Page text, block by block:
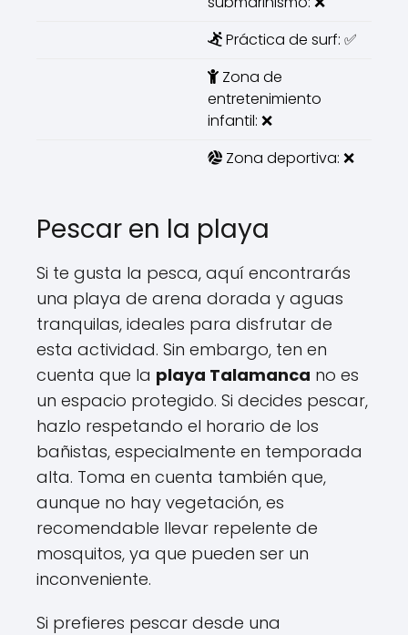
Práctica de surf: ✅
Zona de
entretenimiento
infantil: ❌
Zona deportiva: ❌
Pescar en la playa
Si te gusta la pesca, aquí encontrarás
una playa de arena dorada y aguas
tranquilas, ideales para disfrutar de
esta actividad. Sin embargo, ten en
cuenta que la playa Talamanca no es
un espacio protegido. Si decides pescar,
hazlo respetando el horario de los
bañistas, especialmente en temporada
alta. Toma en cuenta también que,
aunque no hay vegetación, es
recomendable llevar repelente de
mosquitos, ya que pueden ser un
inconveniente.
Si prefieres pescar desde una